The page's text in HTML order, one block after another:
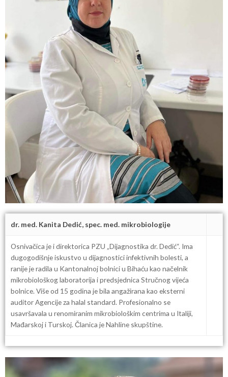
dr. med. Kanita Dedić, spec. med. mikrobiologije
Osnivačica je i direktorica PZU „Dijagnostika dr. Dedić“. Ima
dugogodišnje iskustvo u dijagnostici infektivnih bolesti, a
ranije je radila u Kantonalnoj bolnici u Bihaću kao načelnik
mikrobiološkog laboratorija i predsjednica Stručnog vijeća
bolnice. Više od 15 godina je bila angažirana kao eksterni
auditor Agencije za halal standard. Profesionalno se
usavršavala u renomiranim mikrobiološkim centrima u Italiji,
Mađarskoj i Turskoj. Članica je Nahline skupštine.